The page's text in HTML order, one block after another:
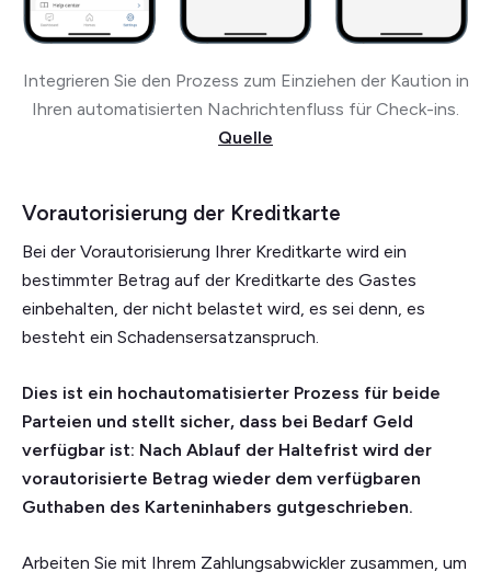
Integrieren Sie den Prozess zum Einziehen der Kaution in
Ihren automatisierten Nachrichtenfluss für Check-ins.
Quelle
Vorautorisierung der Kreditkarte
Bei der Vorautorisierung Ihrer Kreditkarte wird ein
bestimmter Betrag auf der Kreditkarte des Gastes
einbehalten, der nicht belastet wird, es sei denn, es
besteht ein Schadensersatzanspruch.
Dies ist ein hochautomatisierter Prozess für beide
Parteien und stellt sicher, dass bei Bedarf Geld
verfügbar ist: Nach Ablauf der Haltefrist wird der
vorautorisierte Betrag wieder dem verfügbaren
Guthaben des Karteninhabers gutgeschrieben.
Arbeiten Sie mit Ihrem Zahlungsabwickler zusammen, um